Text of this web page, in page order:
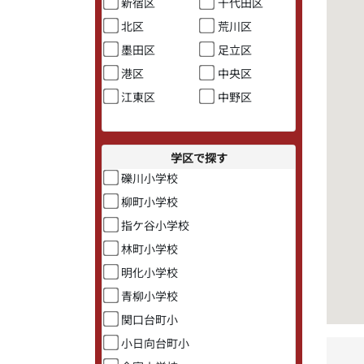
北区
荒川区
墨田区
足立区
港区
中央区
江東区
中野区
学区で探す
礫川小学校
柳町小学校
指ケ谷小学校
林町小学校
明化小学校
青柳小学校
関口台町小
小日向台町小